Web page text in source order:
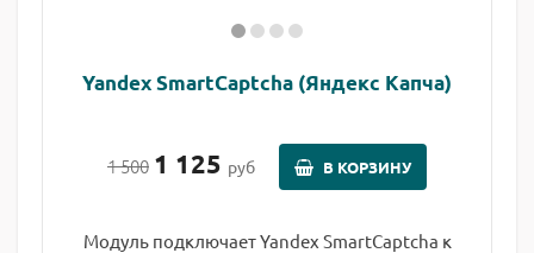
Yandex SmartCaptcha (Яндекс Капча)
1 500 1 125 руб В КОРЗИНУ
Модуль подключает Yandex SmartCaptcha к